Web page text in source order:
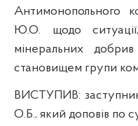
Антимонопольного
Ю.О. щодо
мінеральних
становищем групи
ВИСТУПИВ:
О.Б., який доповів по